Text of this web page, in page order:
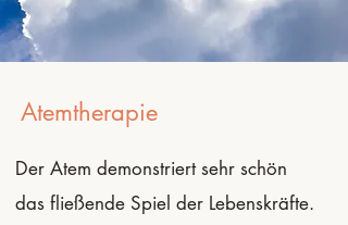
Atemtherapie
Der Atem demonstriert sehr schön
das fließende Spiel der Lebenskräfte.